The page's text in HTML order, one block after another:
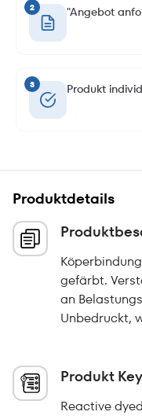
2 "Angebot
3 Produkt
Produktdetails
gefärbt.
an
Unbedruckt,
Produkt
Reactive dyed